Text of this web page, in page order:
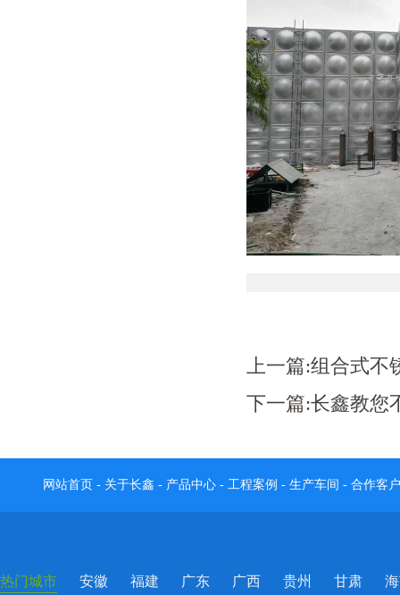
上一篇:组合式不
下一篇:长鑫教您
网站首页 - 关于长鑫 - 产品中心 - 工程案例 - 生产车间 - 合作客户
热门城市 安徽 福建 广东 广西 贵州 甘肃